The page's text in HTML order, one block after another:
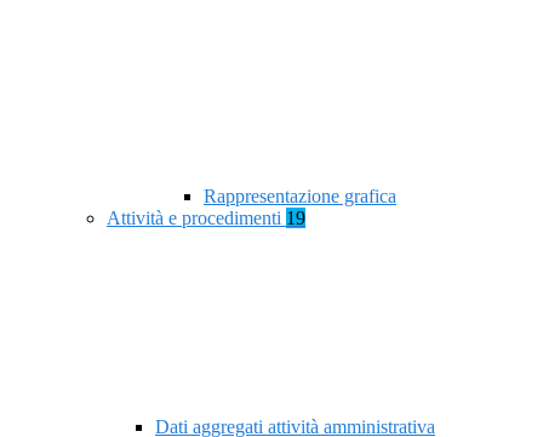
Rappresentazione grafica
Attività e procedimenti 19
Dati aggregati attività amministrativa